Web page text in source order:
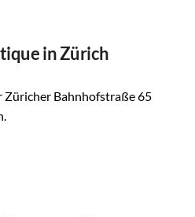
in Zürich
Züricher Bahnhofstraße 65